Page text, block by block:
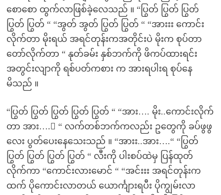
စောစော ထွက်လာဖြစ်ခဲ့လေသည် ။ “ပြွတ် ပြွတ် ပြွတ်
ပြွတ် ပြွတ် “ “အွတ် အွတ် ပြွတ် ပြွတ် “ “အားးး ကောင်း
လိုက်တာ မိုးရယ် အရင်တုန်းကအတိုင်းပဲ မိုးက စုပ်တာ
တော်လိုက်တာ “ နုတ်ခမ်း နှစ်ဘက်ကို ဖိကပ်ထားရင်း
အတွင်းလျာကို ရစ်ပတ်ကစား က အားရပါးရ စုပ်နေ
မိသည် ။
“ပြွတ် ပြွတ် ပြွတ် ပြွတ် ပြွတ် “ “အား…. မိုး..ကောင်းလိုက်
တာ အား….း “ လက်တစ်ဘက်ကလည်း ဥတွေကို ခပ်ဖွဖွ
လေး ပွတ်ပေးနေသေးသည် ။ “အားး..အား….“ “ပြွတ်
ပြွတ် ပြွတ် ပြွတ် ပြွတ် “ လီးကို ပါးစပ်ထဲမှ ပြန်ထုတ်
လိုက်ကာ “ကောင်းလားမောင် “ “အင်းးး အရင်တုန်းက
ထက် ပိုကောင်းလာတယ် ယောင်္ကျားရပီး ပိုကျွမ်းလာ